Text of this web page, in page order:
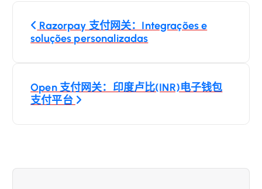
文
章
航
Razorpay 支付网关：Integrações e
soluções personalizadas
Open 支付网关：印度卢比(INR)电子钱包
支付平台